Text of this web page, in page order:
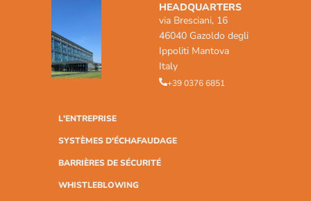
HEADQUARTERS
via Bresciani, 16
46040 Gazoldo degli
Ippoliti Mantova
Italy
+39 0376 6851
L'ENTREPRISE
SYSTÈMES D'ÉCHAFAUDAGE
BARRIÈRES DE SÉCURITÉ
WHISTLEBLOWING